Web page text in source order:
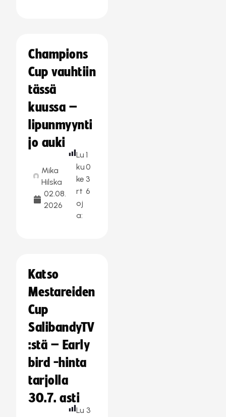
Champions
Cup vauhtiin
tässä
kuussa –
lipunmyynti
jo auki
Mika
Hilska
02.08.
2026
Lu
ku
ke
rt
oj
a:
1
0
3
6
Katso
Mestareiden
Cup
SalibandyTV
:stä – Early
bird -hinta
tarjolla
30.7. asti
Lu 3